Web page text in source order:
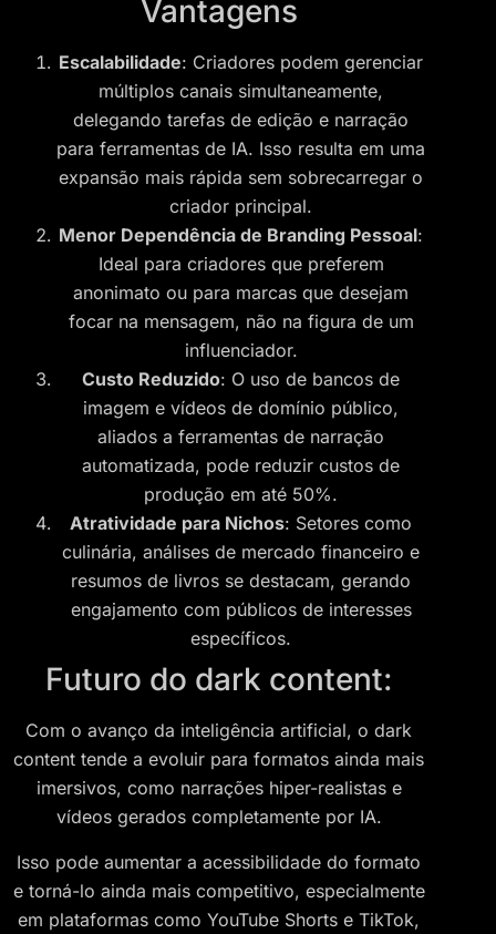
Vantagens
Escalabilidade: Criadores podem gerenciar
múltiplos canais simultaneamente,
delegando tarefas de edição e narração
para ferramentas de IA. Isso resulta em uma
expansão mais rápida sem sobrecarregar o
criador principal.
Menor Dependência de Branding Pessoal:
Ideal para criadores que preferem
anonimato ou para marcas que desejam
focar na mensagem, não na figura de um
influenciador.
Custo Reduzido: O uso de bancos de
imagem e vídeos de domínio público,
aliados a ferramentas de narração
automatizada, pode reduzir custos de
produção em até 50%.
Atratividade para Nichos: Setores como
culinária, análises de mercado financeiro e
resumos de livros se destacam, gerando
engajamento com públicos de interesses
específicos.
Futuro do dark content:
Com o avanço da inteligência artificial, o dark
content tende a evoluir para formatos ainda mais
imersivos, como narrações hiper-realistas e
vídeos gerados completamente por IA.
Isso pode aumentar a acessibilidade do formato
e torná-lo ainda mais competitivo, especialmente
em plataformas como YouTube Shorts e TikTok,